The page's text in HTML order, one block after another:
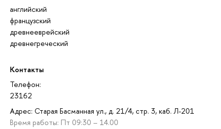
английский
французский
древнееврейский
древнегреческий
Контакты
Телефон:
23162
Адрес: Старая Басманная ул., д. 21/4, стр. 3, каб. Л-201
Время работы: Пт 09:30 – 14.00